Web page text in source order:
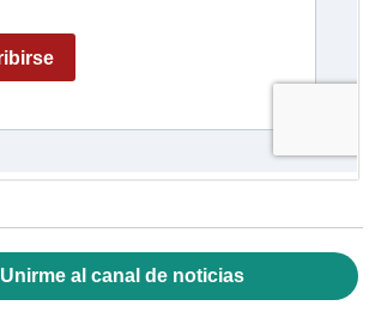
Unirme al canal de noticias